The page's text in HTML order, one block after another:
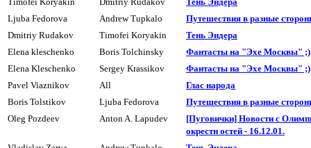
Ljuba Fedorova
Andrew Tupkalo
Пyтешествия в разные
Dmitriy Rudakov
Timofei Koryakin
Тень Эндера
Elena kleschenko
Boris Tolchinsky
Фантасты на "Эхе Москвы" ;)
Elena Kleschenko
Sergey Krassikov
Фантасты на "Эхе Москвы" ;)
Pavel Viaznikov
All
Глас народа
Boris Tolstikov
Ljuba Fedorova
Пyтешествия в разные
Oleg Pozdeev
Anton A. Lapudev
[Пуговички] Новости с
окрестн остей - 16.12.01.